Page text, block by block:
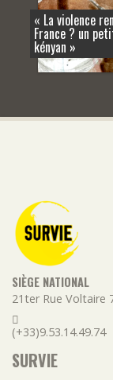
« La violence
France ? un
kényan »
SIÈGE NATIONAL
21ter Rue Voltaire
(+33)9.53.14.49.74
SURVIE